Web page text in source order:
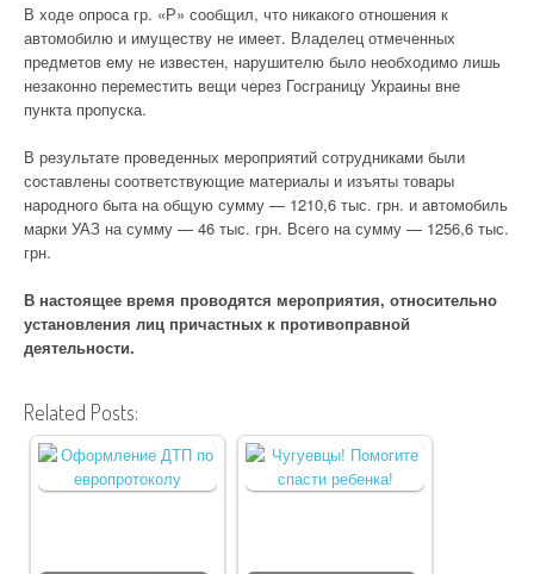
В ходе опроса гр. «Р» сообщил, что никакого отношения к
автомобилю и имуществу не имеет. Владелец отмеченных
предметов ему не известен, нарушителю было необходимо лишь
незаконно переместить вещи через Госграницу Украины вне
пункта пропуска.
В результате проведенных мероприятий сотрудниками были
составлены соответствующие материалы и изъяты товары
народного быта на общую сумму — 1210,6 тыс. грн. и автомобиль
марки УАЗ на сумму — 46 тыс. грн. Всего на сумму — 1256,6 тыс.
грн.
В настоящее время проводятся мероприятия, относительно
установления лиц причастных к противоправной
деятельности.
Related Posts: